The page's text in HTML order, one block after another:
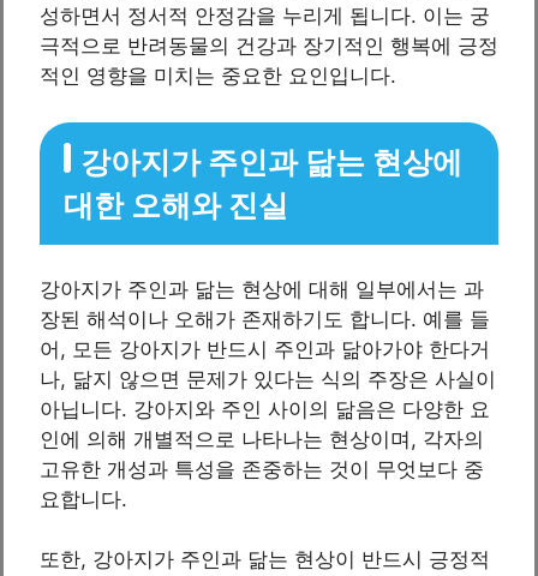
성하면서 정서적 안정감을 누리게 됩니다. 이는 궁
극적으로 반려동물의 건강과 장기적인 행복에 긍정
적인 영향을 미치는 중요한 요인입니다.
강아지가 주인과 닮는 현상에
대한 오해와 진실
강아지가 주인과 닮는 현상에 대해 일부에서는 과
장된 해석이나 오해가 존재하기도 합니다. 예를 들
어, 모든 강아지가 반드시 주인과 닮아가야 한다거
나, 닮지 않으면 문제가 있다는 식의 주장은 사실이
아닙니다. 강아지와 주인 사이의 닮음은 다양한 요
인에 의해 개별적으로 나타나는 현상이며, 각자의
고유한 개성과 특성을 존중하는 것이 무엇보다 중
요합니다.
또한, 강아지가 주인과 닮는 현상이 반드시 긍정적